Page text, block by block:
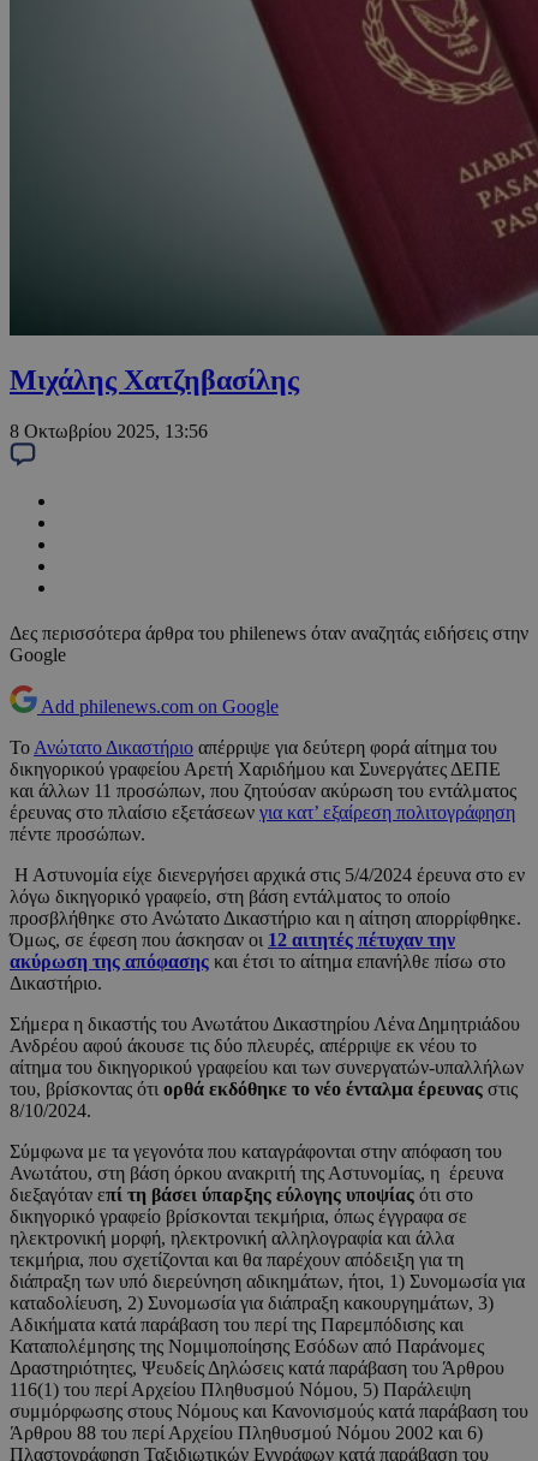
Μιχάλης Χατζηβασίλης
8 Οκτωβρίου 2025, 13:56
Δες περισσότερα άρθρα του philenews όταν αναζητάς ειδήσεις στην
Google
Add philenews.com on Google
Το Ανώτατο Δικαστήριο απέρριψε για δεύτερη φορά αίτημα του
δικηγορικού γραφείου Αρετή Χαριδήμου και Συνεργάτες ΔΕΠΕ
και άλλων 11 προσώπων, που ζητούσαν ακύρωση του εντάλματος
έρευνας στο πλαίσιο εξετάσεων για κατ’ εξαίρεση πολιτογράφηση
πέντε προσώπων.
Η Αστυνομία είχε διενεργήσει αρχικά στις 5/4/2024 έρευνα στο εν
λόγω δικηγορικό γραφείο, στη βάση εντάλματος το οποίο
προσβλήθηκε στο Ανώτατο Δικαστήριο και η αίτηση απορρίφθηκε.
Όμως, σε έφεση που άσκησαν οι 12 αιτητές πέτυχαν την
ακύρωση της απόφασης και έτσι το αίτημα επανήλθε πίσω στο
Δικαστήριο.
Σήμερα η δικαστής του Ανωτάτου Δικαστηρίου Λένα Δημητριάδου
Ανδρέου αφού άκουσε τις δύο πλευρές, απέρριψε εκ νέου το
αίτημα του δικηγορικού γραφείου και των συνεργατών-υπαλλήλων
του, βρίσκοντας ότι ορθά εκδόθηκε το νέο ένταλμα έρευνας στις
8/10/2024.
Σύμφωνα με τα γεγονότα που καταγράφονται στην απόφαση του
Ανωτάτου, στη βάση όρκου ανακριτή της Αστυνομίας, η έρευνα
διεξαγόταν επί τη βάσει ύπαρξης εύλογης υποψίας ότι στο
δικηγορικό γραφείο βρίσκονται τεκμήρια, όπως έγγραφα σε
ηλεκτρονική μορφή, ηλεκτρονική αλληλογραφία και άλλα
τεκμήρια, που σχετίζονται και θα παρέχουν απόδειξη για τη
διάπραξη των υπό διερεύνηση αδικημάτων, ήτοι, 1) Συνομωσία για
καταδολίευση, 2) Συνομωσία για διάπραξη κακουργημάτων, 3)
Αδικήματα κατά παράβαση του περί της Παρεμπόδισης και
Καταπολέμησης της Νομιμοποίησης Εσόδων από Παράνομες
Δραστηριότητες, Ψευδείς Δηλώσεις κατά παράβαση του Άρθρου
116(1) του περί Αρχείου Πληθυσμού Νόμου, 5) Παράλειψη
συμμόρφωσης στους Νόμους και Κανονισμούς κατά παράβαση του
Άρθρου 88 του περί Αρχείου Πληθυσμού Νόμου 2002 και 6)
Πλαστογράφηση Ταξιδιωτικών Εγγράφων κατά παράβαση του